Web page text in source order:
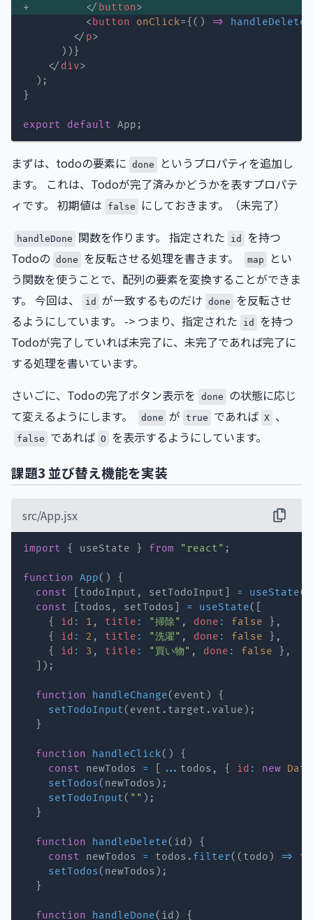
+ </ button>
< button onClick={ ( ) => handleDelete
</ p>
) ) }
</ div>
) ;
}
export default App ;
まずは、todoの要素に done
というプロパティを追加し
ます。 これは、Todoが完了済みかどうかを表すプロパテ
ィです。 初期値は
false にしておきます。（未完了）
handleDone 関数を作ります。 指定された id
を持つ
Todoの done を反転させる処理を書きます。 map
とい
う関数を使うことで、配列の要素を変換することができま
す。 今回は、
id が一致するものだけ done
を反転させ
るようにしています。 -> つまり、指定された
id
を持つ
Todoが完了していれば未完了に、未完了であれば完了に
する処理を書いています。
さいごに、Todoの完了ボタン表示を
done
の状態に応じ
て変えるようにします。
done が true であれば X 、
false であれば O を表示するようにしています。
課題3 並び替え機能を実装
src/App.jsx
import { useState } from "react" ;
function App( )
{
const
todoInput , setTodoInput = useState(
const
todos , setTodos = useState(
{
id : 1 , title : "掃除" , done : false } ,
{
id : 2 , title : "洗濯" , done : false } ,
{
id : 3 , title : "買い物" , done : false } ,
) ;
function handleChange( event )
{
setTodoInput( event . target . value ) ;
}
function handleClick( )
{
const newTodos = ... todos , { id : new Date
setTodos( newTodos ) ;
setTodoInput( "" ) ;
}
function handleDelete( id )
{
const newTodos = todos . filter( ( todo ) =>
setTodos( newTodos ) ;
}
function handleDone( id ) {